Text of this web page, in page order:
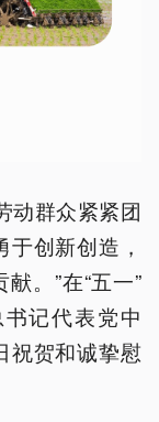
动群众紧紧团
创新创造，
。”在“五一”
记代表党中
祝贺和诚挚慰